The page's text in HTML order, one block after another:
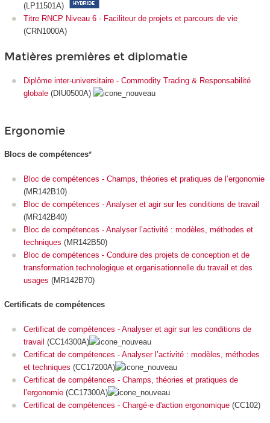
(LP11501A)
Titre RNCP Niveau 6 - Faciliteur de projets et parcours de vie
(CRN1000A)
Matières premières et diplomatie
Diplôme inter-universitaire - Commodity Trading & Responsabilité
globale (DIU0500A)
Ergonomie
Blocs de compétences*
Bloc de compétences - Champs, théories et pratiques de l’ergonomie
(MR142B10)
Bloc de compétences - Analyser et agir sur les conditions de travail
(MR142B40)
Bloc de compétences - Analyser l’activité : modèles, méthodes et
techniques (MR142B50)
Bloc de compétences - Conduire des projets de conception et de
transformation technologique et organisationnelle du travail et des
usages (MR142B70)
Certificats de compétences
Certificat de compétences - Analyser et agir sur les conditions de
travail (CC14300A)
Certificat de compétences - Analyser l’activité : modèles, méthodes
et techniques (CC17200A)
Certificat de compétences - Champs, théories et pratiques de
l’ergonomie (CC17300A)
Certificat de compétences - Chargé·e d'action ergonomique (CC102)